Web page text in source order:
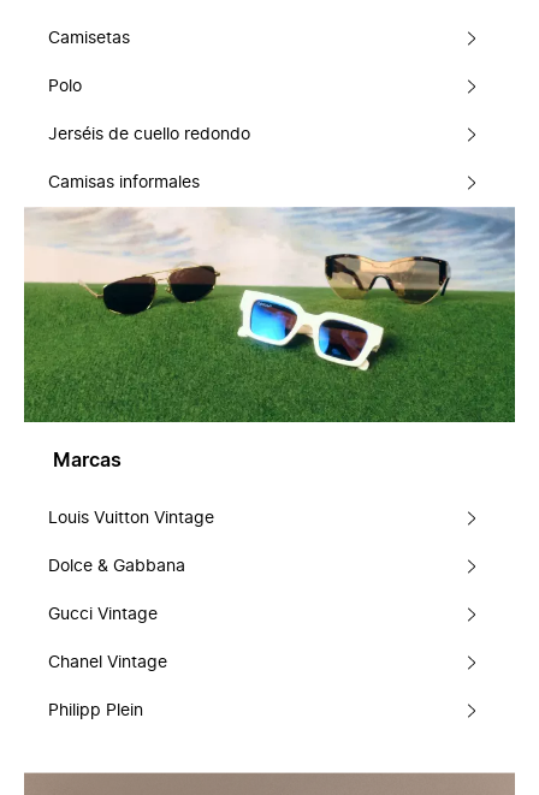
Camisetas
Polo
Jerséis de cuello redondo
Camisas informales
Marcas
Louis Vuitton Vintage
Dolce & Gabbana
Gucci Vintage
Chanel Vintage
Philipp Plein